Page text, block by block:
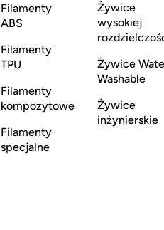
Filamenty
ABS
Filamenty
TPU
Filamenty
kompozytowe
Filamenty
specjalne
Żywice
wysokiej
Żywice
Washable
Żywice
inżynierskie